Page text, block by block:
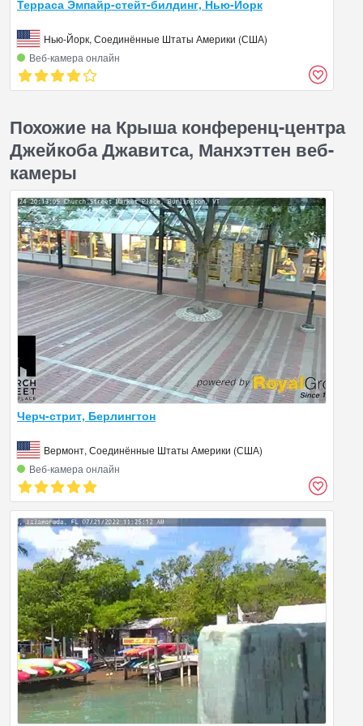
Терраса Эмпайр-стейт-билдинг, Нью-Йорк
Нью-Йорк, Соединённые Штаты Америки (США)
Веб‑камера онлайн
Похожие на Крыша конференц-центра
Джейкоба Джавитса, Манхэттен веб-
камеры
Черч-стрит, Берлингтон
Вермонт, Соединённые Штаты Америки (США)
Веб‑камера онлайн